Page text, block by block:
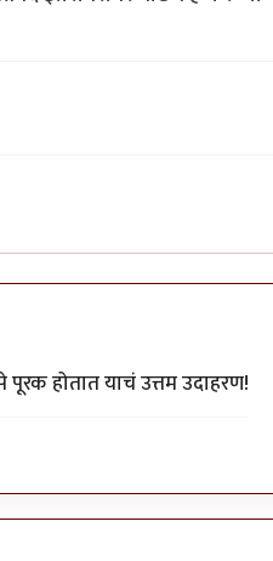
होतात याचं उत्तम उदाहरण!